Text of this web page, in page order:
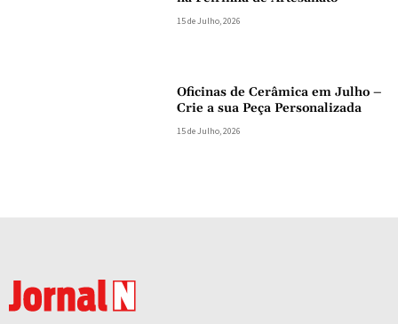
15 de Julho, 2026
Oficinas de Cerâmica em Julho –
Crie a sua Peça Personalizada
15 de Julho, 2026